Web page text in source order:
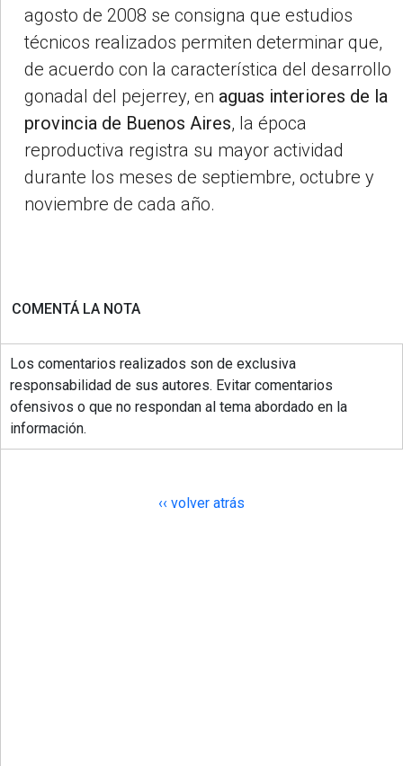
agosto de 2008 se consigna que estudios
técnicos realizados permiten determinar que,
de acuerdo con la característica del desarrollo
gonadal del pejerrey, en aguas interiores de la
provincia de Buenos Aires, la época
reproductiva registra su mayor actividad
durante los meses de septiembre, octubre y
noviembre de cada año.
COMENTÁ LA NOTA
Los comentarios realizados son de exclusiva
responsabilidad de sus autores. Evitar comentarios
ofensivos o que no respondan al tema abordado en la
información.
‹‹ volver atrás